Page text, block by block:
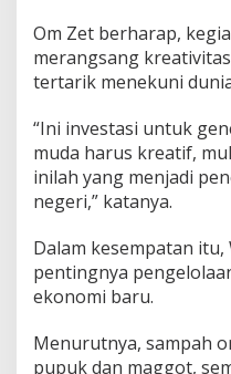
i
t
e
n
a
h
a
a
r
t
Om Zet berharap,
merangsang
tertarik menekuni
“Ini investasi untuk
muda harus kreatif,
inilah yang menjadi
negeri,” katanya.
Dalam kesempatan
pentingnya
ekonomi baru.
Menurutnya, sampah
pupuk dan maggot,